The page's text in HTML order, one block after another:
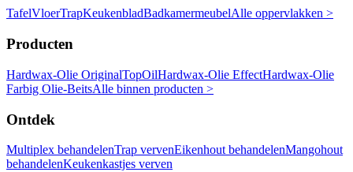
TafelVloerTrapKeukenbladBadkamermeubelAlle oppervlakken >
Producten
Hardwax-Olie OriginalTopOilHardwax-Olie EffectHardwax-Olie
Farbig Olie-BeitsAlle binnen producten >
Ontdek
Multiplex behandelenTrap vervenEikenhout behandelenMangohout
behandelenKeukenkastjes verven